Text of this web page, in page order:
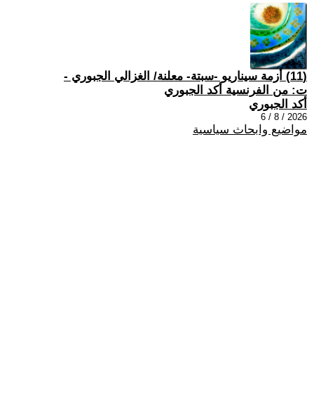
(11) أزمة سيناريو -سبتة- معلنة/ الغزالي الجبوري -
ت: من الفرنسية أكد الجبوري
أكد الجبوري
2026 / 8 / 6
مواضيع وابحاث سياسية